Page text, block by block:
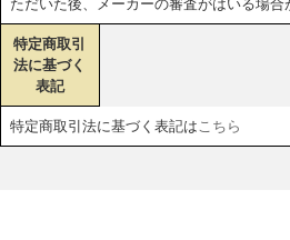
ただいた後、メーカーの審査がはいる場合
特定商取引
法に基づく
表記
特定商取引法に基づく表記はこちら